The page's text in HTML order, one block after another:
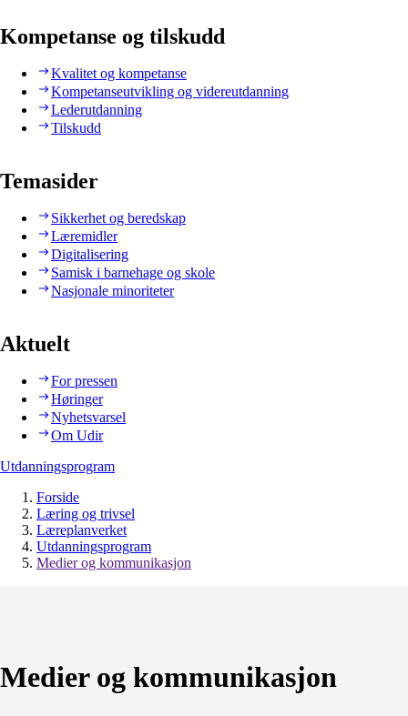
Kompetanse og tilskudd
Kvalitet og kompetanse
Kompetanseutvikling og videreutdanning
Lederutdanning
Tilskudd
Temasider
Sikkerhet og beredskap
Læremidler
Digitalisering
Samisk i barnehage og skole
Nasjonale minoriteter
Aktuelt
For pressen
Høringer
Nyhetsvarsel
Om Udir
Utdanningsprogram
Forside
Læring og trivsel
Læreplanverket
Utdanningsprogram
Medier og kommunikasjon
Medier og kommunikasjon